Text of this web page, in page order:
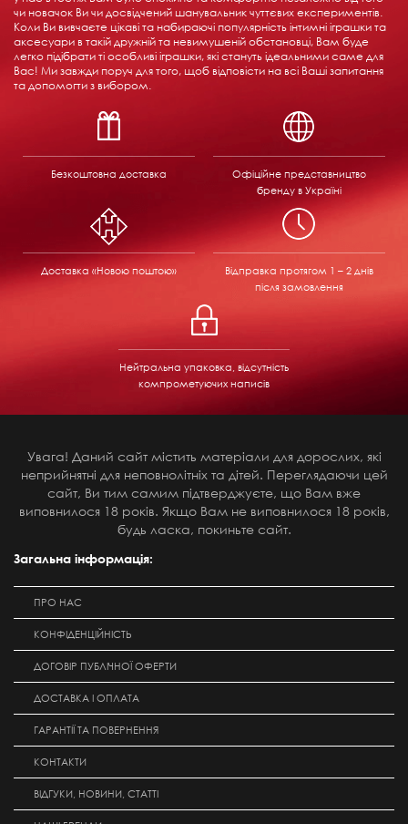
чи новачок Ви чи досвідчений шанувальник чуттєвих експериментів.
Коли Ви вивчаєте цікаві та набираючі популярність інтимні іграшки та
аксесуари в такій дружній та невимушеній обстановці, Вам буде
легко підібрати ті особливі іграшки, які стануть ідеальними саме для
Вас! Ми завжди поруч для того, щоб відповісти на всі Ваші запитання
та допомогти з вибором.
Безкоштовна доставка
Офіційне представництво
бренду в Україні
Доставка «Новою поштою» Відправка протягом 1 – 2 днів
після замовлення
Нейтральна упаковка, відсутність
компрометуючих написів
Увага! Даний сайт містить матеріали для дорослих, які
неприйнятні для неповнолітніх та дітей. Переглядаючи цей
сайт, Ви тим самим підтверджуєте, що Вам вже
виповнилося 18 років. Якщо Вам не виповнилося 18 років,
будь ласка, покиньте сайт.
Загальна інформація:
ПРО НАС
КОНФІДЕНЦІЙНІСТЬ
ДОГОВІР ПУБЛІЧНОЇ ОФЕРТИ
ДОСТАВКА І ОПЛАТА
ГАРАНТІЇ ТА ПОВЕРНЕННЯ
КОНТАКТИ
ВІДГУКИ, НОВИНИ, СТАТТІ